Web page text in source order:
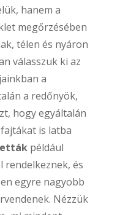
hanem a
megőrzésében
télen és nyáron
válasszuk ki az
a
a redőnyök,
hogy egyáltalán
is latba
például
rendelkeznek, és
egyre nagyobb
Nézzük